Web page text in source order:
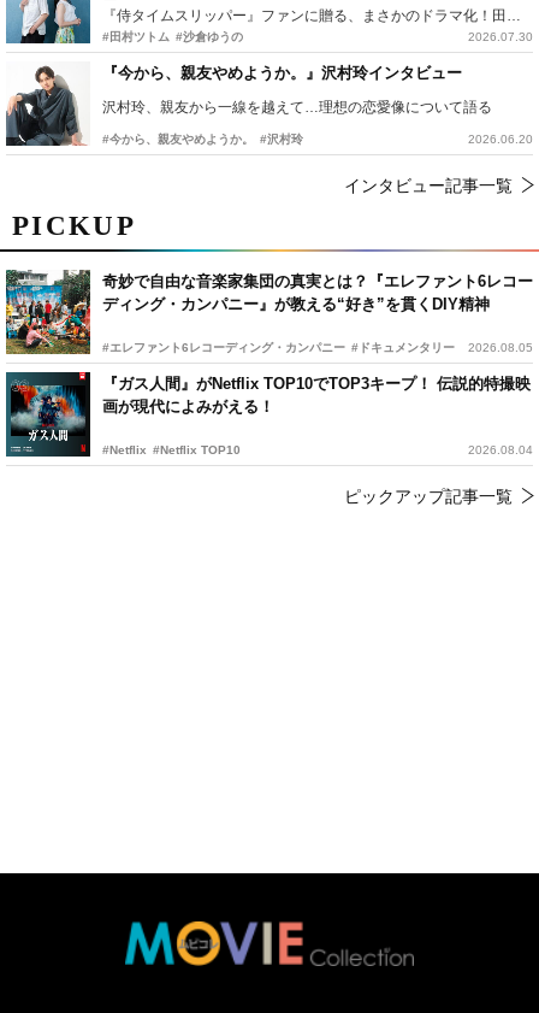
PICKUP
奇妙で自由な音楽家集団の真実とは？『エレファント6レコー
ディング・カンパニー』が教える“好き”を貫くDIY精神
#エレファント6レコーディング・カンパニー #ドキュメンタリー 2026.08.05
『ガス人間』がNetflix TOP10でTOP3キープ！ 伝説的特撮映
画が現代によみがえる！
#Netflix #Netflix TOP10 2026.08.04
ピックアップ記事一覧
『侍タイムスリッパー』ファンに贈る、まさかのドラマ化！田村ツトム×沙倉ゆうのが語る『心配無用ノ介』撮影秘話
#田村ツトム #沙倉ゆうの 2026.07.30
『今から、親友やめようか。』沢村玲インタビュー
沢村玲、親友から一線を越えて…理想の恋愛像について語る
#今から、親友やめようか。 #沢村玲 2026.06.20
インタビュー記事一覧